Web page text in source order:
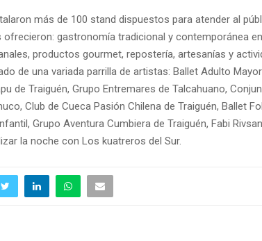
más de 100 stand dispuestos para atender al
ofrecieron: gastronomía tradicional y contemporánea
productos gourmet, repostería, artesanías y
de una variada parrilla de artistas: Ballet Adulto
de Traiguén, Grupo Entremares de Talcahuano,
Club de Cueca Pasión Chilena de Traiguén, Ballet
Grupo Aventura Cumbiera de Traiguén, Fabi
la noche con Los kuatreros del Sur.